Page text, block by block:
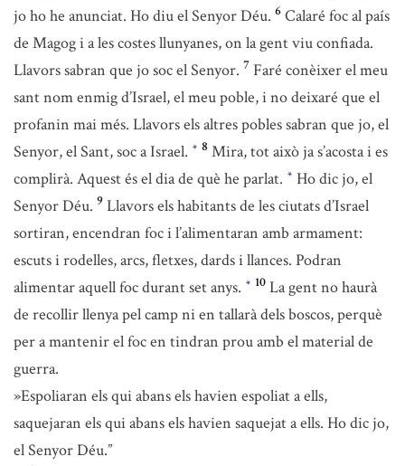
jo ho he anunciat. Ho diu el Senyor Déu. 6 Calaré foc al país
de Magog i a les costes llunyanes, on la gent viu confiada.
Llavors sabran que jo soc el Senyor. 7 Faré conèixer el meu
sant nom enmig d’Israel, el meu poble, i no deixaré que el
profanin mai més. Llavors els altres pobles sabran que jo, el
Senyor, el Sant, soc a Israel. * 8 Mira, tot això ja s’acosta i es
complirà. Aquest és el dia de què he parlat. * Ho dic jo, el
Senyor Déu. 9 Llavors els habitants de les ciutats d’Israel
sortiran, encendran foc i l’alimentaran amb armament:
escuts i rodelles, arcs, fletxes, dards i llances. Podran
alimentar aquell foc durant set anys. * 10 La gent no haurà
de recollir llenya pel camp ni en tallarà dels boscos, perquè
per a mantenir el foc en tindran prou amb el material de
guerra.
»Espoliaran els qui abans els havien espoliat a ells,
saquejaran els qui abans els havien saquejat a ells. Ho dic jo,
el Senyor Déu.”